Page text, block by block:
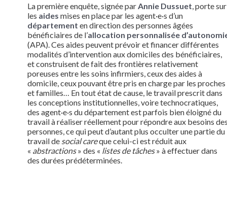
La première enquête, signée parAnnie Dussuet, porte sur
les aides mises en place par les agent·e·s d’un
département en direction des personnes âgées
bénéficiaires de l’allocation personnalisée
(APA). Ces aides peuvent prévoir et financer différentes
modalités d’intervention aux domiciles des bénéficiaires,
et construisent de fait des frontières relativement
poreuses entre les soins infirmiers, ceux des aides à
domicile, ceux pouvant être pris en charge par les proches
et familles… En tout état de cause, le travail prescrit dans
les conceptions institutionnelles, voire technocratiques,
des agent·e·s du département est parfois bien éloigné du
travail à réaliser réellement pour répondre aux besoins
personnes, ce qui peut d’autant plus occulter une partie du
travail de social careque celui-ci est réduit aux
« abstractions» des « listes de tâches» à effectuer dans
des durées prédéterminées.